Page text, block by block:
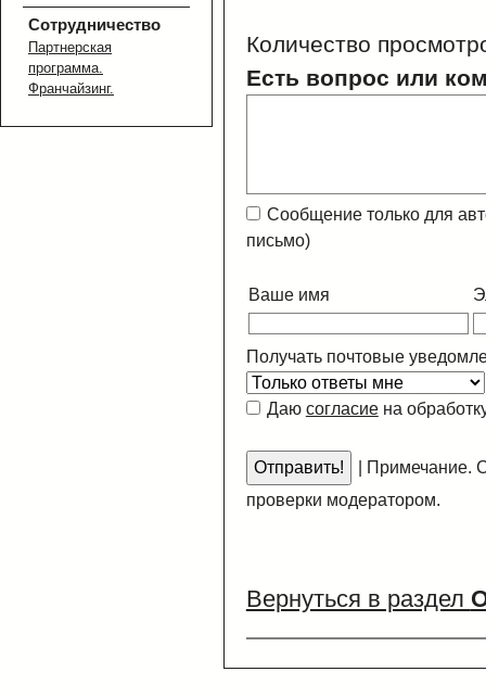
Сотрудничество
Партнерская
программа.
Франчайзинг.
Количество
Есть вопрос или
Сообщение только для
письмо)
Ваше имя
Получать почтовые
Даю согласиена
Примечание.
проверки модератором.
Вернуться в раздел